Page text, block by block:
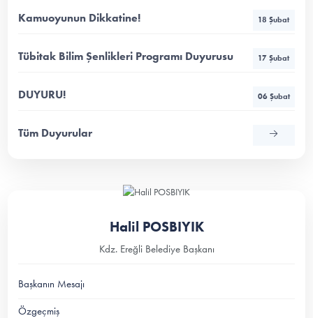
Kamuoyunun Dikkatine! 18 Şubat
Tübitak Bilim Şenlikleri Programı Duyurusu 17 Şubat
DUYURU! 06 Şubat
Tüm Duyurular
Halil POSBIYIK
Kdz. Ereğli Belediye Başkanı
Başkanın Mesajı
Özgeçmiş